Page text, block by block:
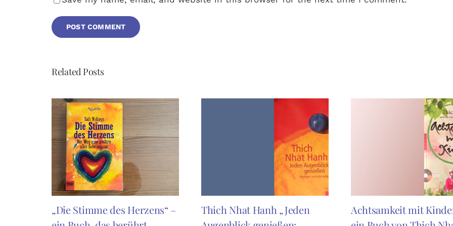
Related Posts
„Die Stimme des Herzens“ –
Thich Nhat Hanh „Jeden
Achtsamkeit mit